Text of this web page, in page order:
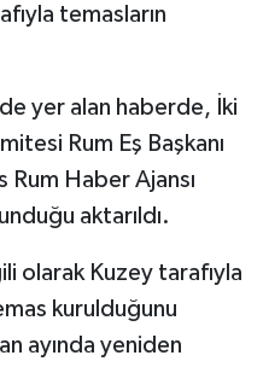
temasların
yer alan haberde, İki
Rum Eş Başkanı
Rum Haber Ajansı
aktarıldı.
olarak Kuzey tarafıyla
kurulduğunu
ayında yeniden